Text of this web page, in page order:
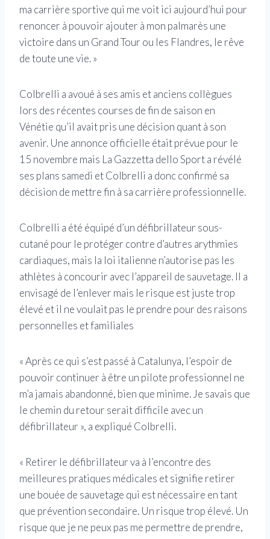
ma carrière sportive qui me voit ici aujourd’hui pour
renoncer à pouvoir ajouter à mon palmarès une
victoire dans un Grand Tour ou les Flandres, le rêve
de toute une vie. »
Colbrelli a avoué à ses amis et anciens collègues
lors des récentes courses de fin de saison en
Vénétie qu’il avait pris une décision quant à son
avenir. Une annonce officielle était prévue pour le
15 novembre mais La Gazzetta dello Sport a révélé
ses plans samedi et Colbrelli a donc confirmé sa
décision de mettre fin à sa carrière professionnelle.
Colbrelli a été équipé d’un défibrillateur sous-
cutané pour le protéger contre d’autres arythmies
cardiaques, mais la loi italienne n’autorise pas les
athlètes à concourir avec l’appareil de sauvetage. Il a
envisagé de l’enlever mais le risque est juste trop
élevé et il ne voulait pas le prendre pour des raisons
personnelles et familiales
« Après ce qui s’est passé à Catalunya, l’espoir de
pouvoir continuer à être un pilote professionnel ne
m’a jamais abandonné, bien que minime. Je savais que
le chemin du retour serait difficile avec un
défibrillateur », a expliqué Colbrelli.
« Retirer le défibrillateur va à l’encontre des
meilleures pratiques médicales et signifie retirer
une bouée de sauvetage qui est nécessaire en tant
que prévention secondaire. Un risque trop élevé. Un
risque que je ne peux pas me permettre de prendre,